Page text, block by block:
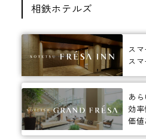
相鉄ホテルズ
スマ
ス
あ
効率
価値